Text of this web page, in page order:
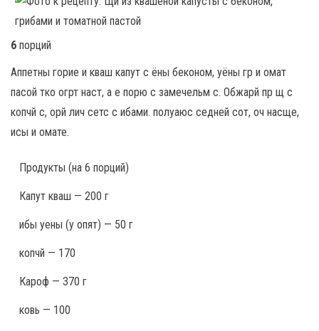
6 порций
Аппетны горие и кваш капут с ёны беконом, уёны гр и омат
пасой тко огрт наст, а е порю с замечельм с. Обжарй пр щ с
копчй с, орй лич сетс с ибами. полуаюс седней сот, оч насще,
исы и омате.
Продукты (на 6 порций)
Капут кваш — 200 г
ибы уены (у опят) — 50 г
копчй — 170
Кароф — 370 г
ковь — 100